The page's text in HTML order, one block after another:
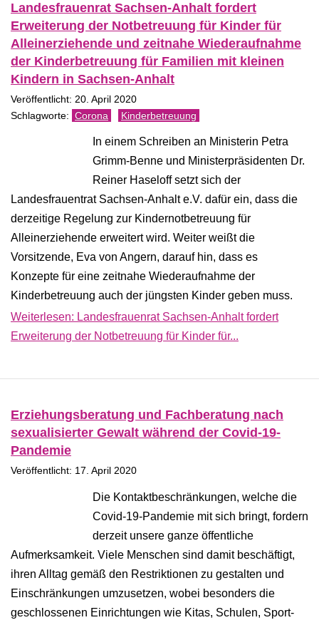
Landesfrauenrat Sachsen-Anhalt fordert
Erweiterung der Notbetreuung für Kinder für
Alleinerziehende und zeitnahe Wiederaufnahme
der Kinderbetreuung für Familien mit kleinen
Kindern in Sachsen-Anhalt
Veröffentlicht: 20. April 2020
Corona Kinderbetreuung
In einem Schreiben an Ministerin Petra
Grimm-Benne und Ministerpräsidenten Dr.
Reiner Haseloff setzt sich der
Landesfrauentrat Sachsen-Anhalt e.V. dafür ein, dass die
derzeitige Regelung zur Kindernotbetreuung für
Alleinerziehende erweitert wird. Weiter weißt die
Vorsitzende, Eva von Angern, darauf hin, dass es
Konzepte für eine zeitnahe Wiederaufnahme der
Kinderbetreuung auch der jüngsten Kinder geben muss.
Weiterlesen: Landesfrauenrat Sachsen-Anhalt fordert
Erweiterung der Notbetreuung für Kinder für...
Erziehungsberatung und Fachberatung nach
sexualisierter Gewalt während der Covid-19-
Pandemie
Veröffentlicht: 17. April 2020
Die Kontaktbeschränkungen, welche die
Covid-19-Pandemie mit sich bringt, fordern
derzeit unsere ganze öffentliche
Aufmerksamkeit. Viele Menschen sind damit beschäftigt,
ihren Alltag gemäß den Restriktionen zu gestalten und
Einschränkungen umzusetzen, wobei besonders die
geschlossenen Einrichtungen wie Kitas, Schulen, Sport-